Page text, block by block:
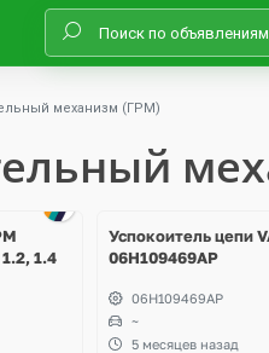
механизм (ГРМ)
1.2, 1.4
Успокоитель цепи
06H109469AP
06H109469AP
~
5 месяцев назад